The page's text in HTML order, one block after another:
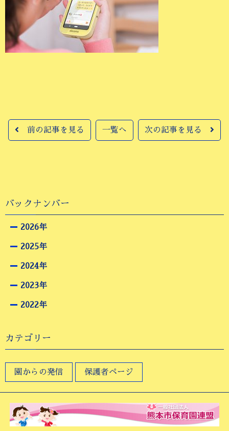
前の記事を見る 一覧へ 次の記事を見る
バックナンバー
2026年
2025年
2024年
2023年
2022年
カテゴリー
園からの発信 保護者ページ